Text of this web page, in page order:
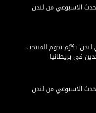
تكرّم نجوم المنتخب
في بريطانيا